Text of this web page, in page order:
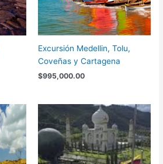
Excursión Medellin, Tolu,
Coveñas y Cartagena
$995,000.00